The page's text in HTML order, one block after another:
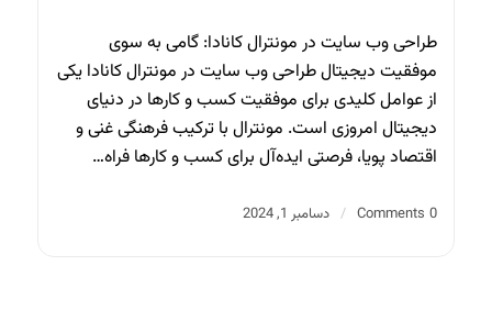
طراحی وب سایت در مونترال کانادا: گامی به سوی
موفقیت دیجیتال طراحی وب سایت در مونترال کانادا یکی
از عوامل کلیدی برای موفقیت کسب و کارها در دنیای
دیجیتال امروزی است. مونترال با ترکیب فرهنگی غنی و
اقتصاد پویا، فرصتی ایده‌آل برای کسب و کارها فراه…
0 Comments
/ دسامبر 1, 2024